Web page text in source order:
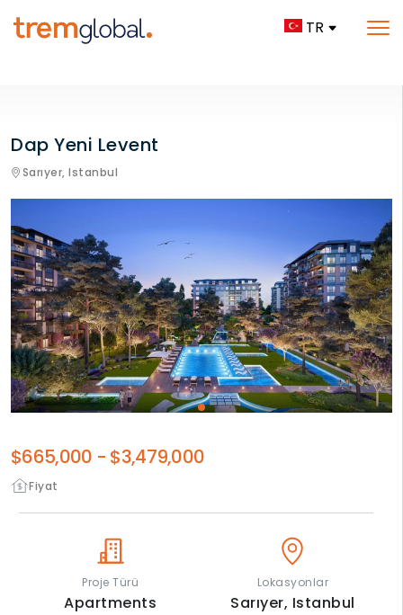
TR
Dap Yeni Levent
Sarıyer, Istanbul
Fiyat
$665,000 - $3,479,000
Proje Türü
Apartments
Lokasyonlar
Sarıyer, Istanbul